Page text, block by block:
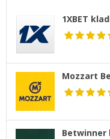
1XBET
Mozzart
Betwinner